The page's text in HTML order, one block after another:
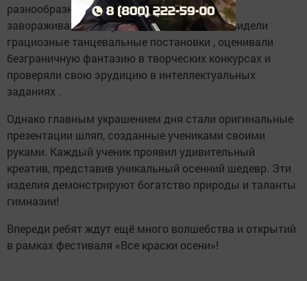
разнообразных испытаний. Уже звучали
завораживающие музыкальные мелодии , видели
грациозные танцевальные постановки , оценивали
безграничную фантазию в творческих конкурсах и
проверяли свою эрудицию в интеллектуальных
заданиях .
Однако главным украшением дня стали оригинальные
презентации шляп, созданные учениками своими
руками. Каждый ученик проявил удивительный
креатив, представив уникальный осенний шедевр. Эти
изделия демонстрируют богатство природы и таланты
гимназии!
Впереди ребят ждут ещё много волшебства и открытий
в рамках фестиваля «Все краски осени»!